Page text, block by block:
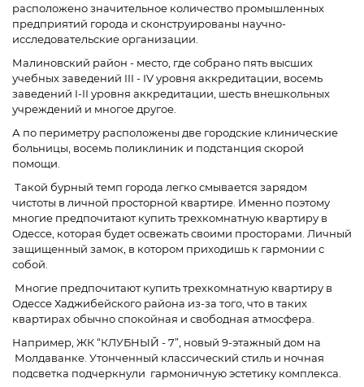
расположено значительное количество промышленных
предприятий города и сконструированы научно-
исследовательские организации.
Малиновский район - место, где собрано пять высших
учебных заведений III - IV уровня аккредитации, восемь
заведений I-II уровня аккредитации, шесть внешкольных
учреждений и многое другое.
А по периметру расположены две городские клинические
больницы, восемь поликлиник и подстанция скорой
помощи.
Такой бурный темп города легко смывается зарядом
чистоты в личной просторной квартире. Именно поэтому
многие предпочитают купить трехкомнатную квартиру в
Одессе, которая будет освежать своими просторами. Личный
защищенный замок, в котором приходишь к гармонии с
собой.
Многие предпочитают купить трехкомнатную квартиру в
Одессе Хаджибейского района из-за того, что в таких
квартирах обычно спокойная и свободная атмосфера.
Например, ЖК “КЛУБНЫЙ - 7”, новый 9-этажный дом на
Молдаванке. Утонченный классический стиль и ночная
подсветка подчеркнули гармоничную эстетику комплекса.